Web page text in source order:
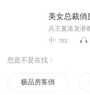
美女总裁俏
783
您是不是在找：
极品房客俏房东